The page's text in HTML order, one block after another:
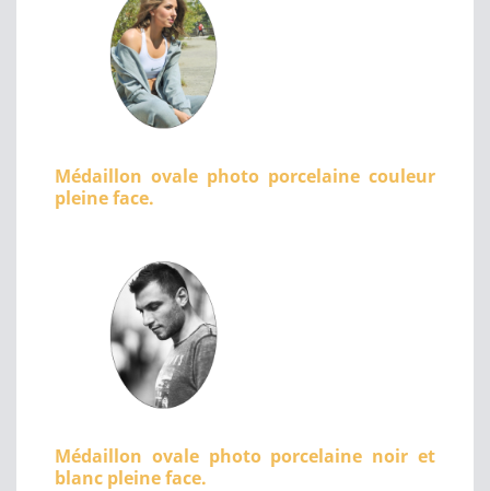
Médaillon ovale photo porcelaine couleur
pleine face.
Médaillon ovale photo porcelaine noir et
blanc pleine face.